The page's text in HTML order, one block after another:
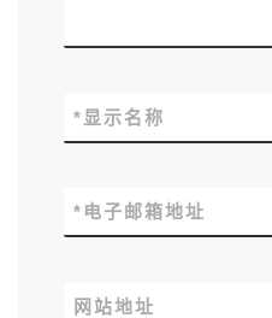
显示名称
*
电子邮箱地址
*
网站地址